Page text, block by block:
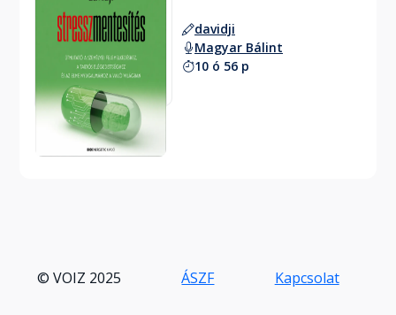
davidji
Magyar Bálint
10 ó 56 p
© VOIZ 2025 ÁSZF Kapcsolat